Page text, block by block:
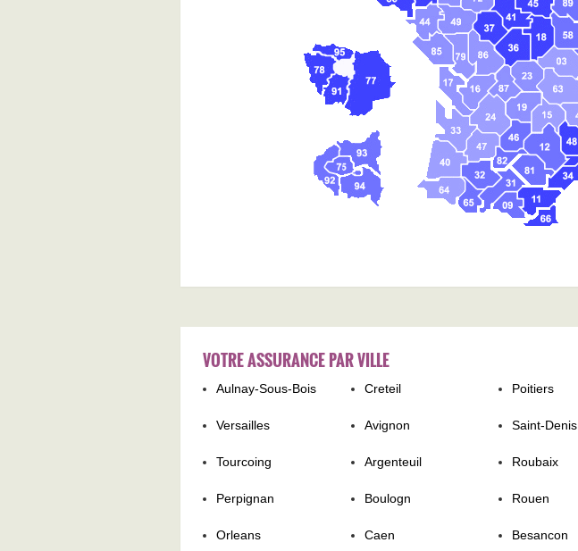
VOTRE ASSURANCE PAR VILLE
Aulnay-Sous-Bois Creteil Poitiers
Versailles Avignon Saint-Denis
Tourcoing Argenteuil Roubaix
Perpignan Boulogn Rouen
Orleans Caen Besancon